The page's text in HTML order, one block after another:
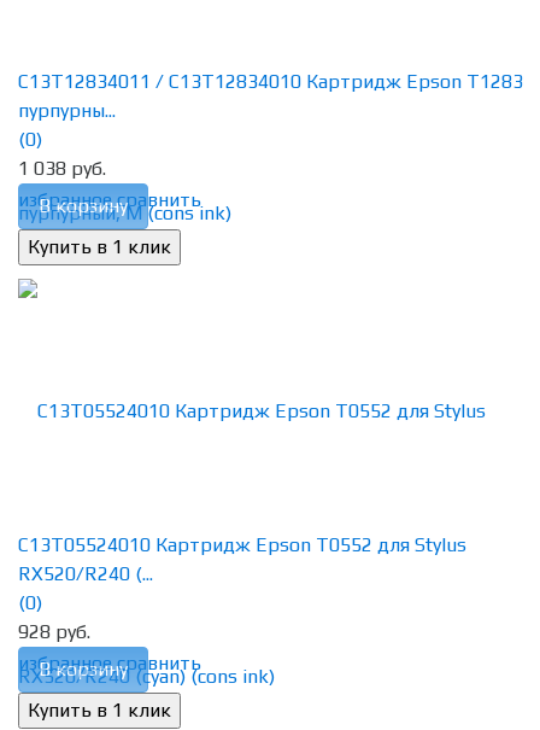
избранное сравнить
C13T12834011 / C13T12834010 Картридж Epson T1283
пурпурны...
(0)
1 038 руб.
В корзину
избранное сравнить
C13T05524010 Картридж Epson T0552 для Stylus
RX520/R240 (...
(0)
928 руб.
В корзину